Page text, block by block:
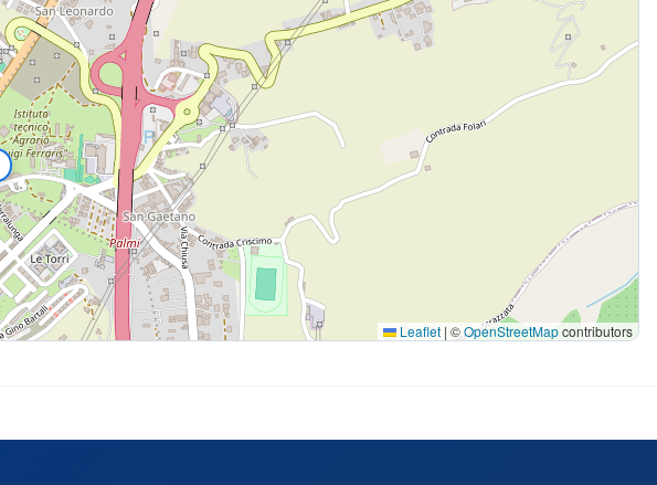
Leaflet | ©OpenStreetMapcontributors